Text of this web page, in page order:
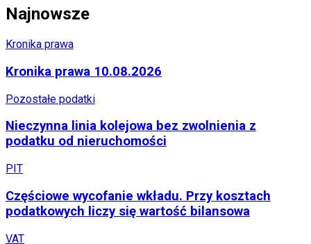
Najnowsze
Kronika prawa
Kronika prawa 10.08.2026
Pozostałe podatki
Nieczynna linia kolejowa bez zwolnienia z
podatku od nieruchomości
PIT
Częściowe wycofanie wkładu. Przy kosztach
podatkowych liczy się wartość bilansowa
VAT